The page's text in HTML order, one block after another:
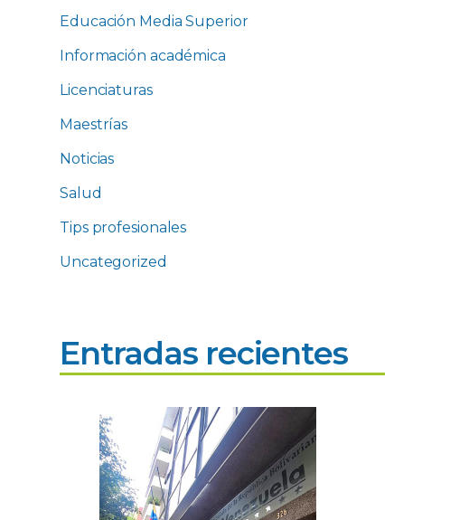
Educación Media Superior
Información académica
Licenciaturas
Maestrías
Noticias
Salud
Tips profesionales
Uncategorized
Entradas recientes